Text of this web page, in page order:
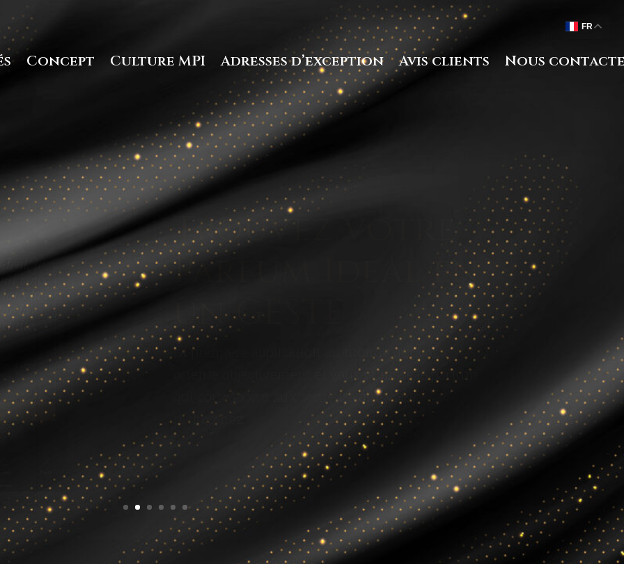
Concept Culture MPI Adresses d’exception Avis clients Nous
Comparaison
des Prix
Grâce à Mon Parfum Idéal, comparez
instantanément les prix de votre fragrance
préférée et accédez aux meilleures offres, dès 5€
FR